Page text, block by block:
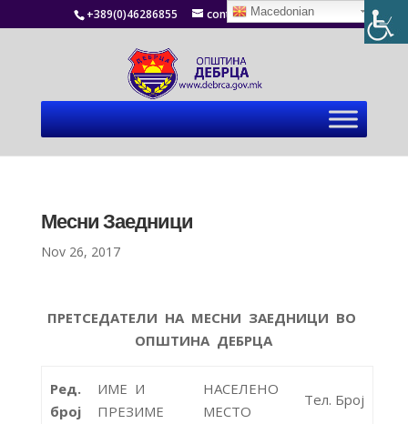
+389(0)46286855 contact@debrca.gov.mk
Месни Заедници
Nov 26, 2017
ПРЕТСЕДАТЕЛИ НА МЕСНИ ЗАЕДНИЦИ ВО
ОПШТИНА ДЕБРЦА
Ред.
број
ИМЕ И
ПРЕЗИМЕ
НАСЕЛЕНО
МЕСТО
Тел. Број
Macedonian